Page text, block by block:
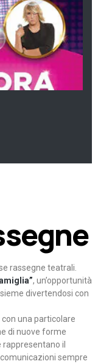
rassegne teatrali.
, un’opportunità
divertendosi con
una particolare
di nuove forme
il
sempre